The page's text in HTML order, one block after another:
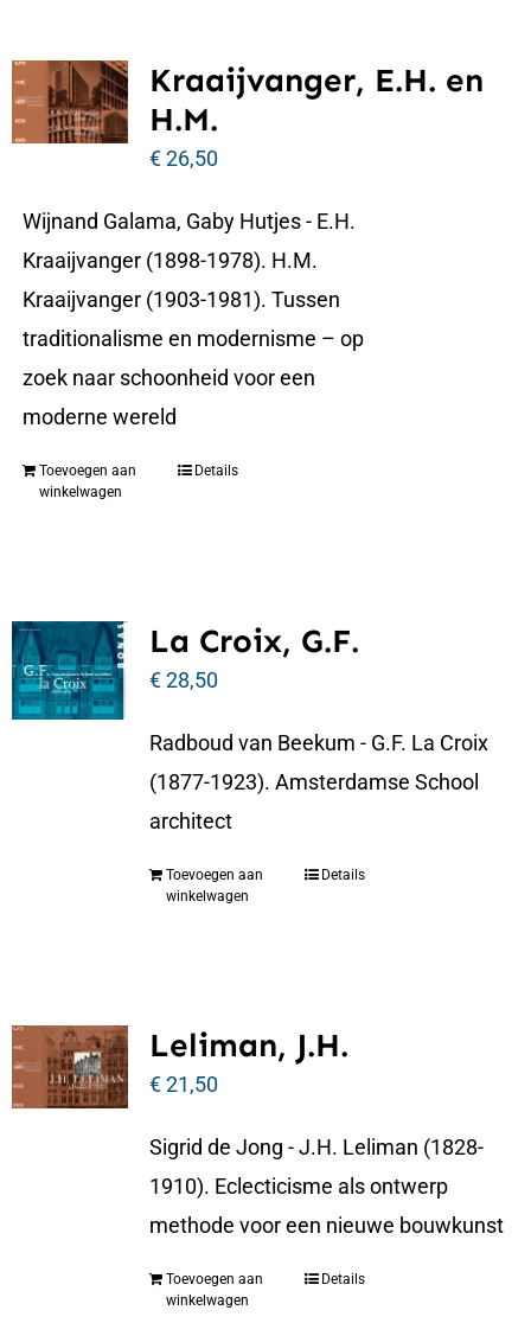
Kraaijvanger, E.H. en
H.M.
€26,50
Wijnand Galama, Gaby Hutjes - E.H.
Kraaijvanger (1898-1978). H.M.
Kraaijvanger (1903-1981). Tussen
traditionalisme en modernisme – op
zoek naar schoonheid voor een
moderne wereld
Toevoegen aan
winkelwagen
Details
La Croix, G.F.
€28,50
Radboud van Beekum - G.F. La Croix
(1877-1923). Amsterdamse School
architect
Toevoegen aan
winkelwagen
Details
Leliman, J.H.
€21,50
Sigrid de Jong - J.H. Leliman (1828-
1910). Eclecticisme als ontwerp
methode voor een nieuwe bouwkunst
Toevoegen aan
winkelwagen
Details